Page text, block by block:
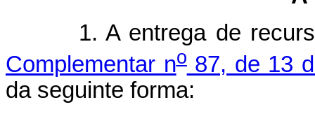
1. A entrega de
Complementar no87, de 13
da seguinte forma: